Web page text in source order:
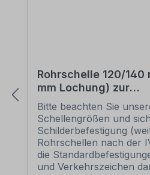
Rohrschelle 120/140
mm Lochung) zur
Schilderbefestigung
Bitte beachten Sie
Schellengrößen und
Schilderbefestigung
Rohrschellen nach der
die
und Verkehrszeichen